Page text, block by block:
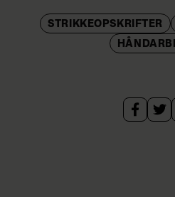
STRIKKEOPSKRIFTER